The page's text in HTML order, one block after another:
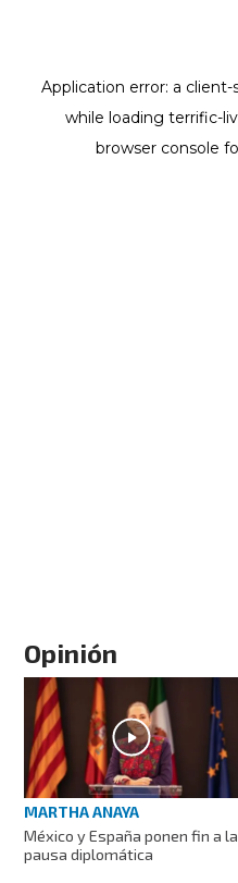
Opinión
MARTHA ANAYA
México y España ponen fin a la
pausa diplomática